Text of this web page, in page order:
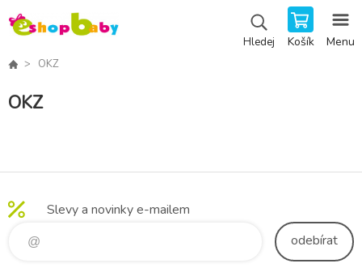
Hledej Košík Menu
OKZ
OKZ
Slevy a novinky e-mailem
odebírat